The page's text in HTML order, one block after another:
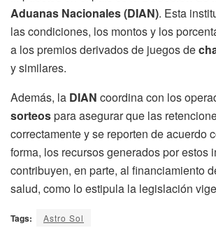
Aduanas Nacionales (DIAN). Esta
las condiciones, los montos y los
a los premios derivados de juegos de
y similares.
Además, la DIAN coordina con los
sorteospara asegurar que las
correctamente y se reporten de acuerdo
forma, los recursos generados por estos
contribuyen, en parte, al financiamiento
salud, como lo estipula la legislación
Tags: Astro Sol